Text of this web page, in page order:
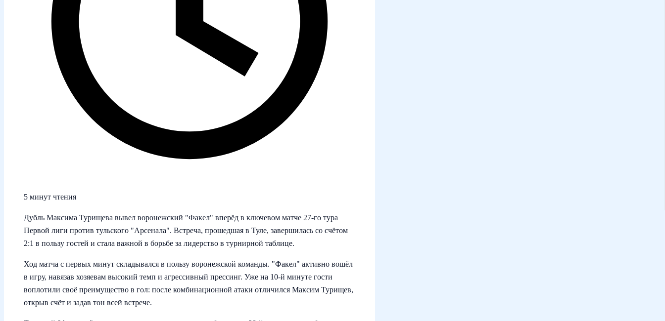
5 минут чтения
Дубль Максима Турищева вывел воронежский "Факел" вперёд в ключевом матче 27‑го тура
Первой лиги против тульского "Арсенала". Встреча, прошедшая в Туле, завершилась со счётом
2:1 в пользу гостей и стала важной в борьбе за лидерство в турнирной таблице.
Ход матча с первых минут складывался в пользу воронежской команды. "Факел" активно вошёл
в игру, навязав хозяевам высокий темп и агрессивный прессинг. Уже на 10‑й минуте гости
воплотили своё преимущество в гол: после комбинационной атаки отличился Максим Турищев,
открыв счёт и задав тон всей встрече.